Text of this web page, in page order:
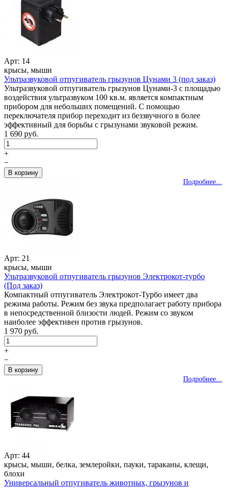
Арт: 14
крысы, мыши
Ультразвуковой отпугиватель грызунов Цунами 3 (под заказ)
Ультразвуковой отпугиватель грызунов Цунами-3 с площадью
воздействия ультразвуком 100 кв.м. является компактным
прибором для небольших помещений. С помощью
переключателя прибор переходит из беззвучного в более
эффективный для борьбы с грызунами звуковой режим.
1 690 руб.
+
−
Подробнее...
Арт: 21
крысы, мыши
Ультразвуковой отпугиватель грызунов Электрокот-турбо
(Под заказ)
Компактный отпугиватель Электрокот-Турбо имеет два
режима работы. Режим без звука предполагает работу прибора
в непосредственной близости людей. Режим со звуком
наиболее эффективен против грызунов.
1 970 руб.
+
−
Подробнее...
Арт: 44
крысы, мыши, белка, землеройки, пауки, тараканы, клещи,
блохи
Универсальный отпугиватель животных, грызунов и